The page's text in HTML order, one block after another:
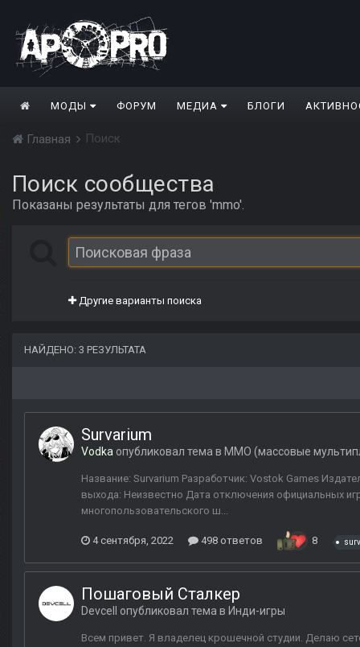
МОДЫ ФОРУМ МЕДИА БЛОГИ
Главная Поиск
Поиск сообщества
Показаны результаты для тегов 'mmo'.
Другие варианты поиска
НАЙДЕНО: 3 РЕЗУЛЬТАТА
Survarium
Vodka опубликовал тема в MMО (массовые
Название: Survarium Разработчик: Vostok Games
выхода: Неизвестно Дата отключения официальных
многопользовательского ш...
4 сентября, 2022 498 ответов 8
Пошаговый Сталкер
Devcell опубликовал тема в Инди-игры
Всем привет. Я владелец крошечной студии. Делаю